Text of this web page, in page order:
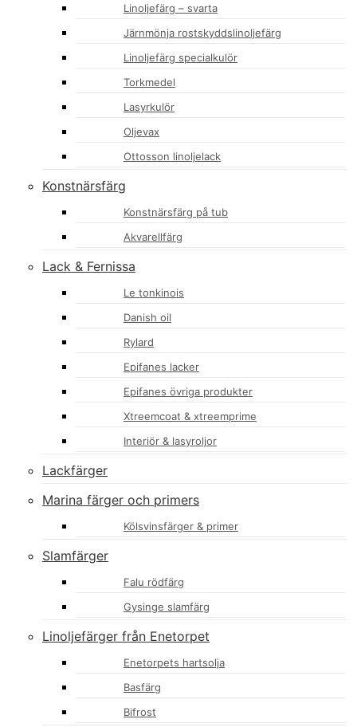
Linoljefärg – svarta
Järnmönja rostskyddslinoljefärg
Linoljefärg specialkulör
Torkmedel
Lasyrkulör
Oljevax
Ottosson linoljelack
Konstnärsfärg
Konstnärsfärg på tub
Akvarellfärg
Lack & Fernissa
Le tonkinois
Danish oil
Rylard
Epifanes lacker
Epifanes övriga produkter
Xtreemcoat & xtreemprime
Interiör & lasyroljor
Lackfärger
Marina färger och primers
Kölsvinsfärger & primer
Slamfärger
Falu rödfärg
Gysinge slamfärg
Linoljefärger från Enetorpet
Enetorpets hartsolja
Basfärg
Bifrost